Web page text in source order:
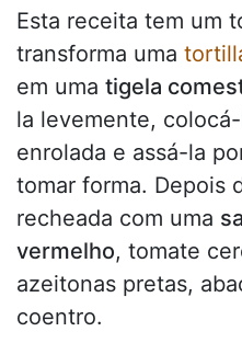
Esta receita tem um
transforma uma
em uma tigela
la levemente,
enrolada e assá-la
tomar forma. Depois
recheada com uma
vermelho, tomate
azeitonas pretas,
coentro.